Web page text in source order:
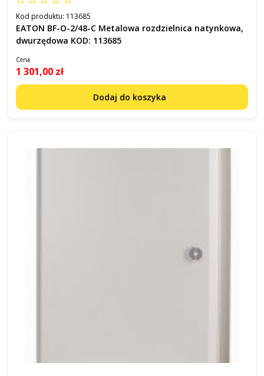
Kod produktu: 113685
EATON BF-O-2/48-C Metalowa rozdzielnica natynkowa,
dwurzędowa KOD: 113685
Cena
1 301,00 zł
Dodaj do koszyka